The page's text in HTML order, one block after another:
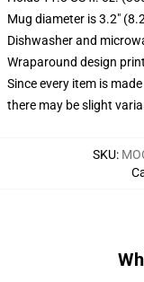
Mug diameter is 3.2"
Dishwasher and
Wraparound design
Since every item is
there may be slight
SKU: